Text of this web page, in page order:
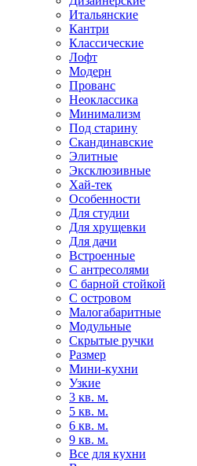
Итальянские
Кантри
Классические
Лофт
Модерн
Прованс
Неоклассика
Минимализм
Под старину
Скандинавские
Элитные
Эксклюзивные
Хай-тек
Особенности
Для студии
Для хрущевки
Для дачи
Встроенные
С антресолями
С барной стойкой
С островом
Малогабаритные
Модульные
Скрытые ручки
Размер
Мини-кухни
Узкие
3 кв. м.
5 кв. м.
6 кв. м.
9 кв. м.
Все для кухни